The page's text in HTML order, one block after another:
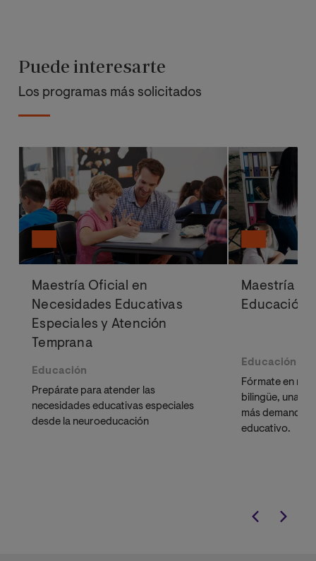
Puede interesarte
Los programas más solicitados
Maestría Oficial en
Necesidades Educativas
Especiales y Atención
Temprana
Educación
Prepárate para atender las
necesidades educativas especiales
desde la neuroeducación
Maestría
Educación
Educación
Fórmate en
bilingüe, una
más
educativo.